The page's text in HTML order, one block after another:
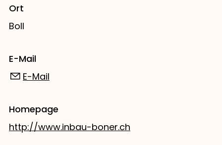
Ort
Boll
E-Mail
E-Mail
Homepage
http://www.inbau-boner.ch